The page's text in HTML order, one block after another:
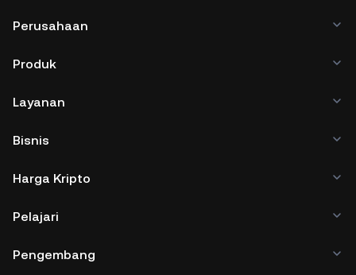
Perusahaan
Produk
Layanan
Bisnis
Harga Kripto
Pelajari
Pengembang